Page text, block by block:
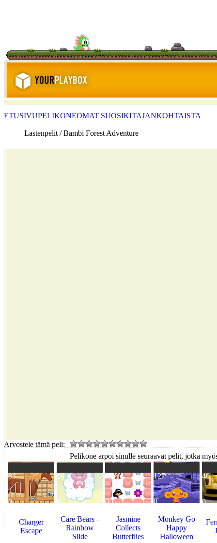
ETUSIVUPELIKONEOMAT SUOSIKITAJANKOHTAISTA
Lastenpelit / Bambi Forest Adventure
Arvostele tämä peli:
Pelikone arpoi sinulle seuraavat pelit, jotka
83
0
Charger
Escape
59
0
Care Bears -
Rainbow
Slide
0
Jasmine
Collects
Butterflies
127
0
Monkey Go
Happy
Halloween
40
0